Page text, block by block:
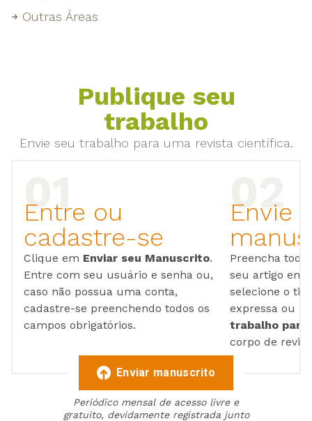
Outras Áreas
Publique seu
trabalho
Envie seu trabalho para uma revista científica.
Entre ou
cadastre-se
Clique em Enviar seu Manuscrito.
Entre com seu usuário e senha ou,
caso não possua uma conta,
cadastre-se preenchendo todos os
campos obrigatórios.
Envie
Preencha
seu artigo em
selecione o
expressa ou
trabalho para
corpo de
Enviar manuscrito
Periódico mensal de acesso livre e
gratuito, devidamente registrada junto